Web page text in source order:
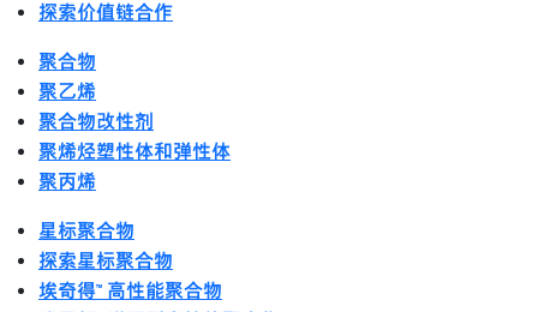
探索价值链合作
聚合物
聚乙烯
聚合物改性剂
聚烯烃塑性体和弹性体
聚丙烯
星标聚合物
探索星标聚合物
埃奇得™ 高性能聚合物